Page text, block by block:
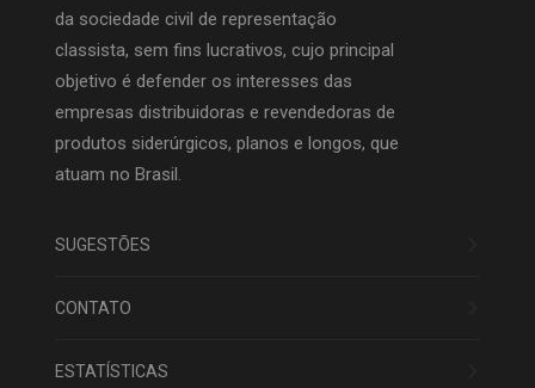
da sociedade civil de representação
classista, sem fins lucrativos, cujo principal
objetivo é defender os interesses das
empresas distribuidoras e revendedoras de
produtos siderúrgicos, planos e longos, que
atuam no Brasil.
SUGESTÕES
CONTATO
ESTATÍSTICAS